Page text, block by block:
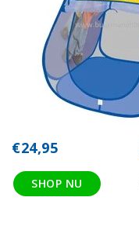
€24,95
SHOP NU